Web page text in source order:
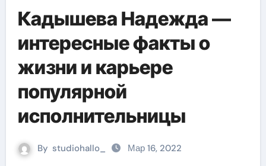
Кадышева Надежда —
интересные факты о
жизни и карьере
популярной
исполнительницы
By studiohallo_ Мар 16, 2022